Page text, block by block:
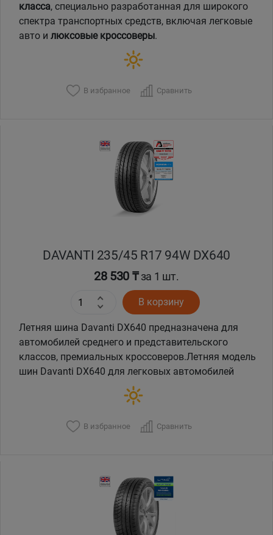
класса, специально разработанная для широкого
спектра транспортных средств, включая легковые
авто и люксовые кроссоверы.
В избранное Сравнить
DAVANTI 235/45 R17 94W DX640
28 530 ₸за 1 шт.
В корзину
Летняя шина Davanti DX640 предназначена для
автомобилей среднего и представительского
классов, премиальных кроссоверов.Летняя модель
шин Davanti DX640 для легковых автомобилей
В избранное Сравнить